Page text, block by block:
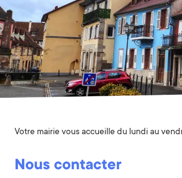
Votre mairie vous accueille du lundi au
Nous contacter